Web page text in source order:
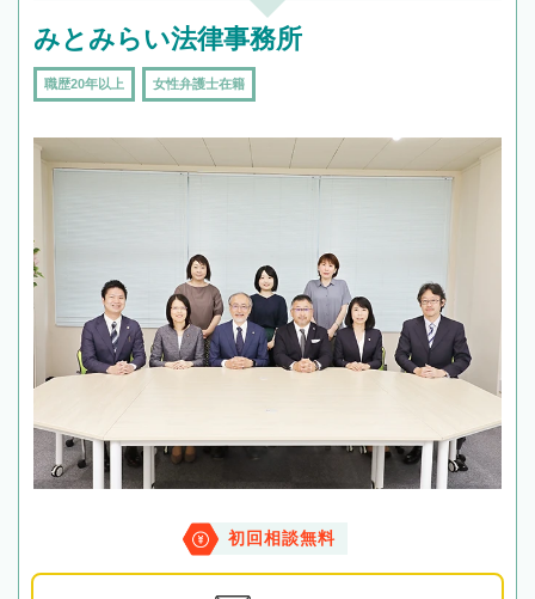
みとみらい法律事務所
職歴20年以上 女性弁護士在籍
初回相談無料